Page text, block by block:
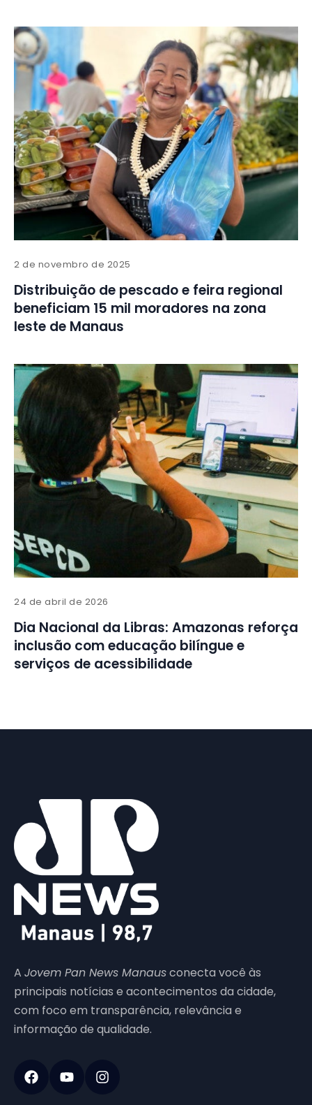
2 de novembro de 2025
Distribuição de pescado e feira regional
beneficiam 15 mil moradores na zona
leste de Manaus
24 de abril de 2026
Dia Nacional da Libras: Amazonas reforça
inclusão com educação bilíngue e
serviços de acessibilidade
A Jovem Pan News Manausconecta você às
principais notícias e acontecimentos da cidade,
com foco em transparência, relevância e
informação de qualidade.